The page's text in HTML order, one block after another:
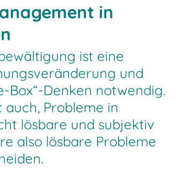
in
ist eine
und
Box“-Denken notwendig.
auch, Probleme in
lösbare und subjektiv
also lösbare Probleme